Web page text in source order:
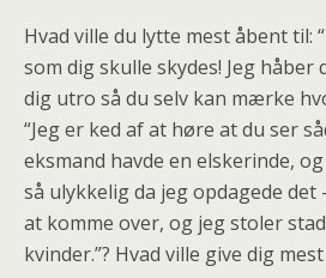
Hvad ville du lytte mest åbent til:
som dig skulle skydes! Jeg
dig utro så du selv kan mærke
“Jeg er ked af at høre at du ser
eksmand havde en elskerinde,
så ulykkelig da jeg opdagede
at komme over, og jeg stoler
kvinder.”? Hvad ville give dig